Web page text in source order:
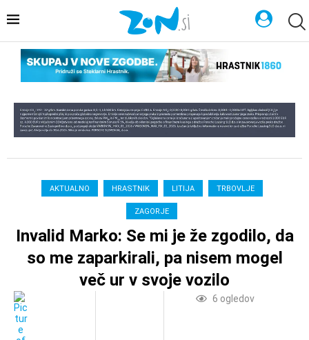
AKTUALNO HRASTNIK LITIJA TRBOVLJE
ZAGORJE
Invalid Marko: Se mi je že zgodilo, da
so me zaparkirali, pa nisem mogel
več ur v svoje vozilo
6 ogledov